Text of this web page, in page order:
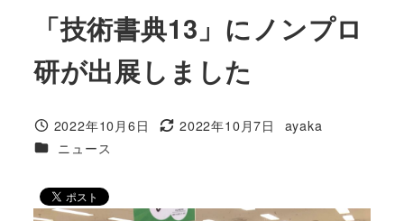
「技術書典13」にノンプロ
研が出展しました
投稿日
2022年10月6日
更新日
2022年10月7日
著
ayaka
カテゴリー
ニュース